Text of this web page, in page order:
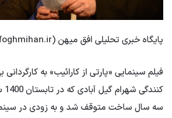
پایگاه خبری تحلیلی افق میهن (ofoghmihan.ir):
فیلم سینمایی «پارتی از کارائیب» به کارگردانی
سه سال ساخت متوقف شد و به زودی در